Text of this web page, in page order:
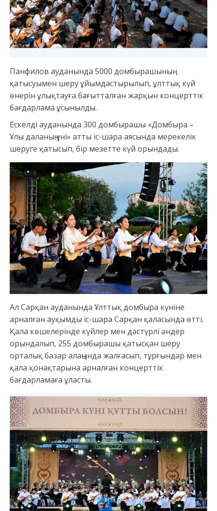
Панфилов ауданында 5000 домбырашының
қатысуымен шеру ұйымдастырылып, ұлттық күй
өнерін ұлықтауға бағытталған жарқын концерттік
бағдарлама ұсынылды.
Ескелді ауданында 300 домбырашы «Домбыра –
Ұлы даланың үні» атты іс-шара аясында мерекелік
шеруге қатысып, бір мезетте күй орындады.
Ал Сарқан ауданында Ұлттық домбыра күніне
арналған ауқымды іс-шара Сарқан қаласында өтті.
Қала көшелерінде күйлер мен дәстүрлі әндер
орындалып, 255 домбырашы қатысқан шеру
орталық базар алаңында жалғасып, тұрғындар мен
қала қонақтарына арналған концерттік
бағдарламаға ұласты.